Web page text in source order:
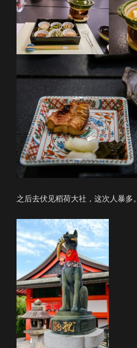
之后去伏见稻荷大社，这次人暴多。